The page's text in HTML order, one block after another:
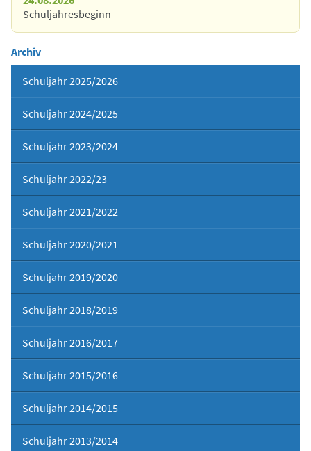
Schuljahresbeginn
Archiv
Schuljahr 2025/2026
Schuljahr 2024/2025
Schuljahr 2023/2024
Schuljahr 2022/23
Schuljahr 2021/2022
Schuljahr 2020/2021
Schuljahr 2019/2020
Schuljahr 2018/2019
Schuljahr 2016/2017
Schuljahr 2015/2016
Schuljahr 2014/2015
Schuljahr 2013/2014